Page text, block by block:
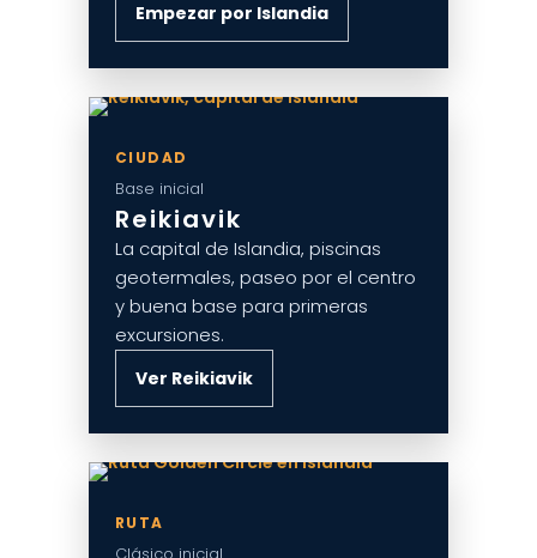
Empezar por Islandia
CIUDAD
Base inicial
Reikiavik
La capital de Islandia, piscinas
geotermales, paseo por el centro
y buena base para primeras
excursiones.
Ver Reikiavik
RUTA